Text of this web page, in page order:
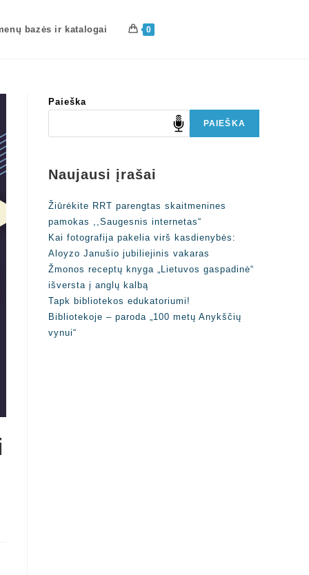
bazės ir katalogai 0
Paieška
PAIEŠKA
Naujausi įrašai
Žiūrėkite RRT parengtas skaitmenines
pamokas ,,Saugesnis internetas“
Kai fotografija pakelia virš kasdienybės:
Aloyzo Janušio jubiliejinis vakaras
Žmonos receptų knyga „Lietuvos gaspadinė“
išversta į anglų kalbą
Tapk bibliotekos edukatoriumi!
Bibliotekoje – paroda „100 metų Anykščių
vynui“